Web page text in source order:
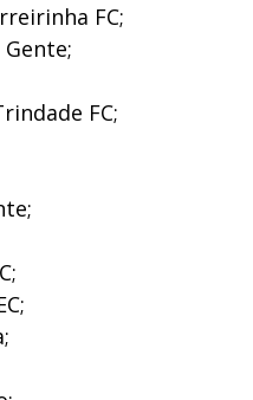
FC;
Gente;
FC;